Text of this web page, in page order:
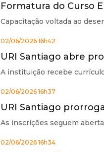
Formatura do Curso
Capacitação voltada ao
02/06/2026 16h42
URI Santiago abre
A instituição recebe
02/06/2026 16h37
URI Santiago
As inscrições seguem
02/06/2026 16h34